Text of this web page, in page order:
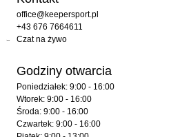
office@keepersport.pl
+43 676 7664611
Czat na żywo
Godziny otwarcia
Poniedziałek: 9:00 - 16:00
Wtorek: 9:00 - 16:00
Środa: 9:00 - 16:00
Czwartek: 9:00 - 16:00